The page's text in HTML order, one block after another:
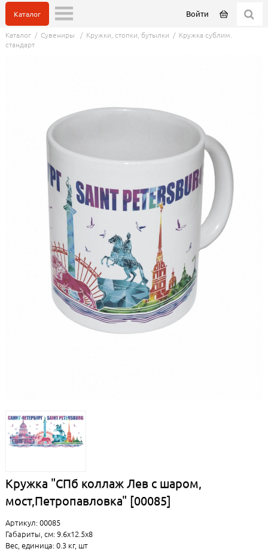
Войти
Каталог
Каталог/ Сувениры / Кружки, стопки, бутылки / Кружка сублим.
стандарт
Кружка "СПб коллаж Лев с шаром,
мост,Петропавловка" [00085]
Артикул: 00085
Габариты, см: 9.6x12.5x8
Вес, единица: 0.3 кг, шт